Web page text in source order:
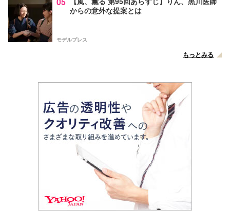
からの意外な提案とは
モデルプレス
もっとみる